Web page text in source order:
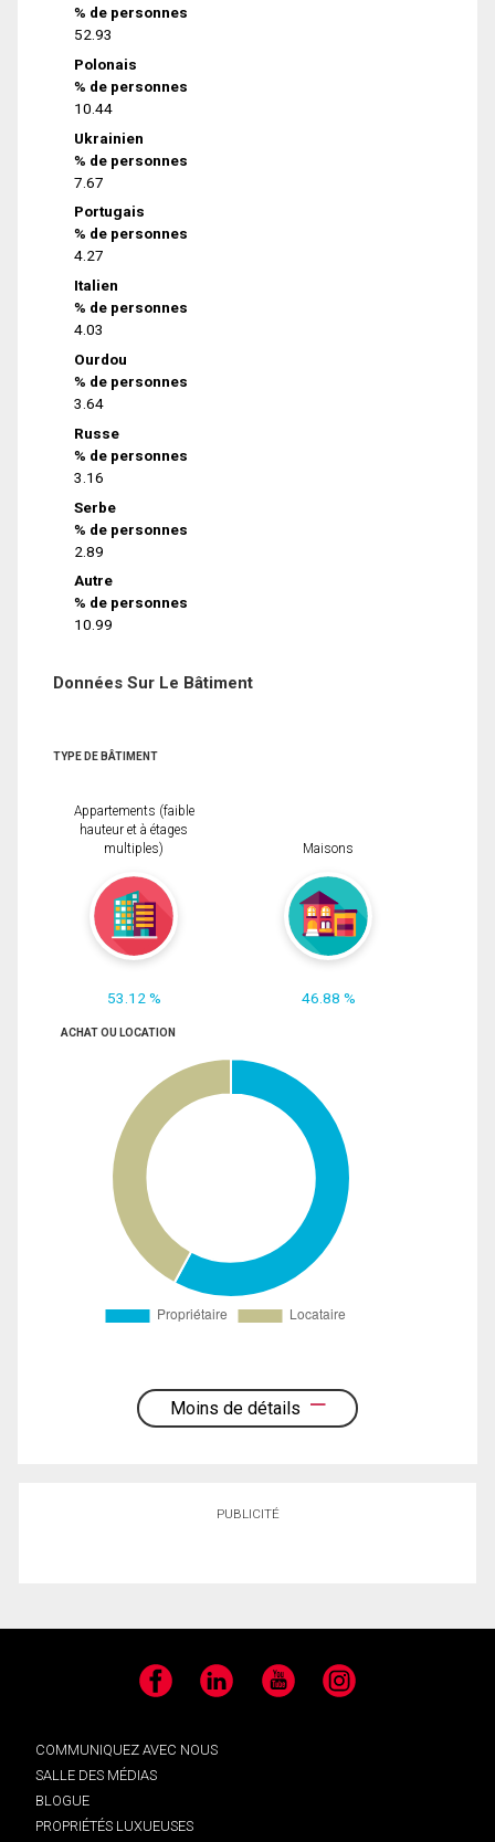
% de personnes
52.93
Polonais
% de personnes
10.44
Ukrainien
% de personnes
7.67
Portugais
% de personnes
4.27
Italien
% de personnes
4.03
Ourdou
% de personnes
3.64
Russe
% de personnes
3.16
Serbe
% de personnes
2.89
Autre
% de personnes
10.99
Données Sur Le Bâtiment
TYPE DE BÂTIMENT
Appartements (faible
hauteur et à étages
multiples)
53.12 %
Maisons
46.88 %
ACHAT OU LOCATION
Moins de détails
PUBLICITÉ
Facebook LinkedIn YouTube Instagram
COMMUNIQUEZ AVEC NOUS
SALLE DES MÉDIAS
BLOGUE
PROPRIÉTÉS LUXUEUSES